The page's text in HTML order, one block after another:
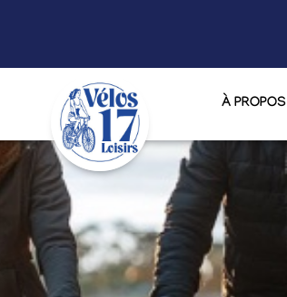
À PROPOS